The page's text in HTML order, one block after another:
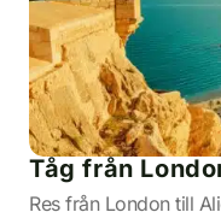
Tåg från
Res från London till